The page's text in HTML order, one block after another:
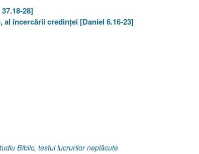
28]
al încercării credinţei [Daniel 6.16-23]
Biblic, testul lucrurilor neplăcute